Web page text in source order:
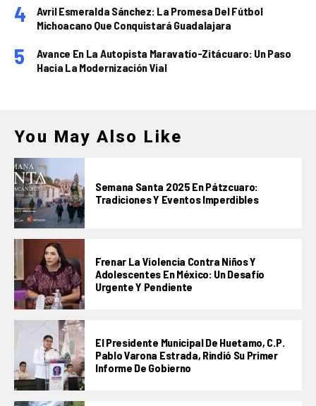
Avril Esmeralda Sánchez: La Promesa Del Fútbol
Michoacano Que Conquistará Guadalajara
Avance En La Autopista Maravatío-Zitácuaro: Un Paso
Hacia La Modernización Vial
You May Also Like
Semana Santa 2025 En Pátzcuaro:
Tradiciones Y Eventos Imperdibles
Frenar La Violencia Contra Niños Y
Adolescentes En México: Un Desafío
Urgente Y Pendiente
El Presidente Municipal De Huetamo, C.P.
Pablo Varona Estrada, Rindió Su Primer
Informe De Gobierno